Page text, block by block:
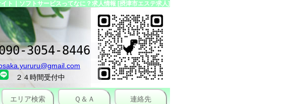
ト｜ソフトサービスってなに？求人情報 [摂津市エステ求人]
3054-8446
２４時間受付中
エリア検索 Ｑ＆Ａ 連絡先